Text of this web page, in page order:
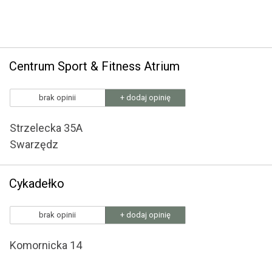
Centrum Sport & Fitness Atrium
brak opinii + dodaj opinię
Strzelecka 35A
Swarzędz
Cykadełko
brak opinii + dodaj opinię
Komornicka 14